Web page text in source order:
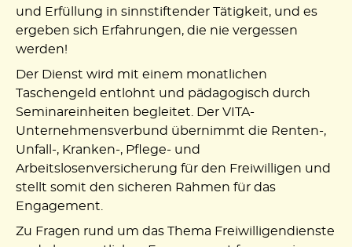
und Erfüllung in sinnstiftender Tätigkeit, und es
ergeben sich Erfahrungen, die nie vergessen
werden!
Der Dienst wird mit einem monatlichen
Taschengeld entlohnt und pädagogisch durch
Seminareinheiten begleitet. Der VITA-
Unternehmensverbund übernimmt die Renten-,
Unfall-, Kranken-, Pflege- und
Arbeitslosenversicherung für den Freiwilligen und
stellt somit den sicheren Rahmen für das
Engagement.
Zu Fragen rund um das Thema Freiwilligendienste